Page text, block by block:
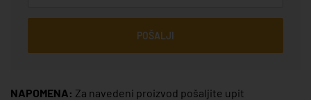
POŠALJI
NAPOMENA: Za navedeni proizvod pošaljite upit